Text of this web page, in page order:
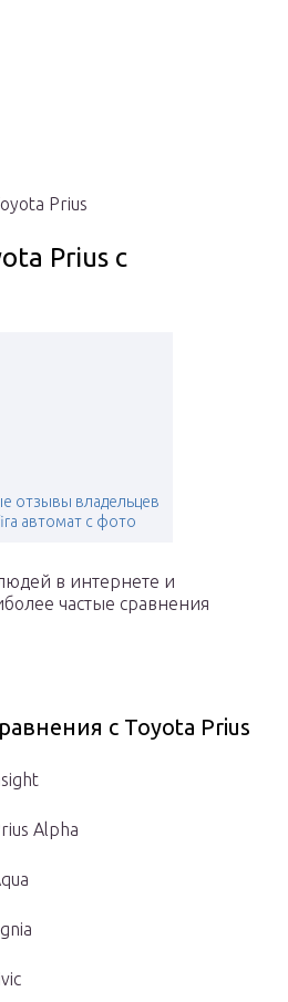
Prius
Prius с
отзывы владельцев
автомат с фото
в интернете и
частые сравнения
с Toyota Prius
Alpha